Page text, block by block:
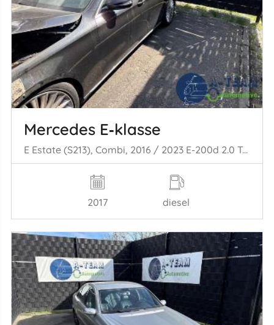
Mercedes E‑klasse
E Estate (S213), Combi, 2016 / 2023 E-200d 2.0 Turbo 16V
2017 diesel